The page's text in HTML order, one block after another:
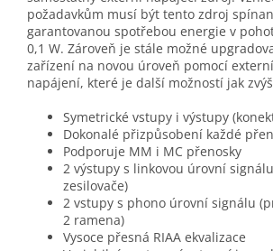
požadavkům musí být tento zdroj
garantovanou spotřebou energie v
0,1 W. Zároveň je stále možné
zařízení na novou úroveň pomocí
napájení, které je další možností jak
Symetrické vstupy i výstupy
Dokonalé přizpůsobení každé
Podporuje MM i MC přenosky
2 výstupy s linkovou úrovní
zesilovače)
2 vstupy s phono úrovní signálu
2 ramena)
Vysoce přesná RIAA ekvalizace